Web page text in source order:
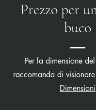
Prezzo per
buco
Per la dimensione
raccomanda di
Dimensioni